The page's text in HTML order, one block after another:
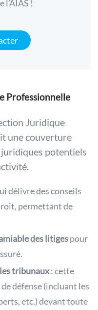
l’AIAS !
Professionnelle
Juridique
une couverture
potentiels
délivre des conseils
permettant de
des litigespour
tribunaux:cette
défense (incluant les
etc.) devant toute